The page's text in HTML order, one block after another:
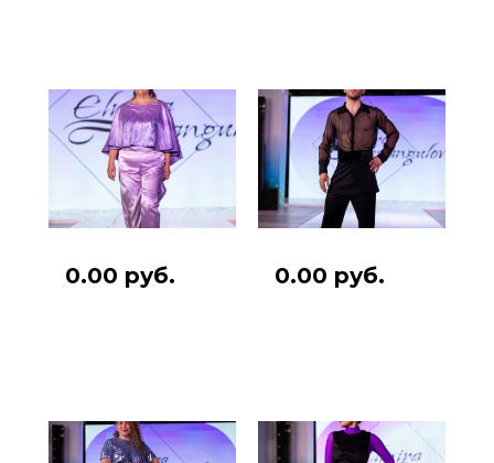
0.00 руб. 0.00 руб.